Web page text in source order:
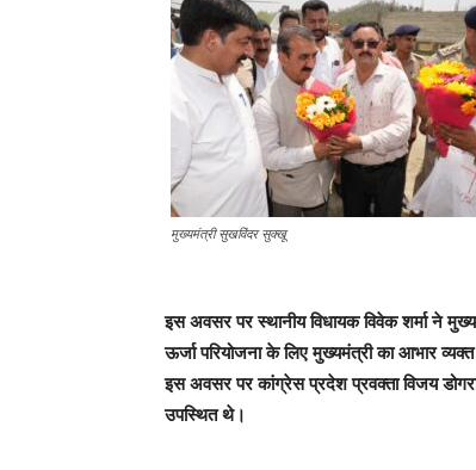
मुख्यमंत्री सुखविंदर सुक्खू
इस अवसर पर स्थानीय विधायक विवेक शर्मा ने
ऊर्जा परियोजना के लिए मुख्यमंत्री का आभार व्यक्त
इस अवसर पर कांग्रेस प्रदेश प्रवक्ता विजय
उपस्थित थे।